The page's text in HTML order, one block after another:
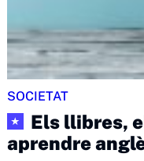
SOCIETAT
★
Els llibres,
aprendre